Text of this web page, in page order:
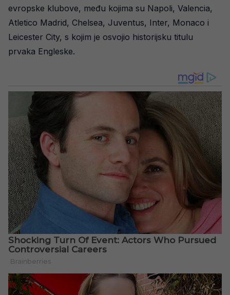
evropske klubove, među kojima su Napoli, Valencia,
Atletico Madrid, Chelsea, Juventus, Inter, Monaco i
Leicester City, s kojim je osvojio historijsku titulu
prvaka Engleske.